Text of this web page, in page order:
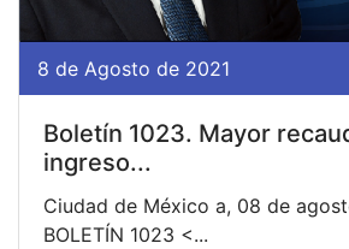
8 de Agosto de 2021
Boletín 1023. Mayor
ingreso...
Ciudad de México a, 08 de
BOLETÍN 1023 <...